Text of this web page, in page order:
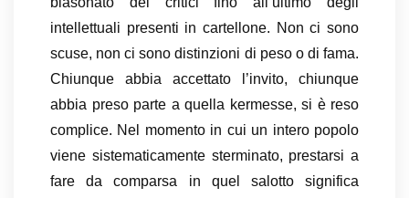
intellettuali presenti in cartellone. Non ci sono
scuse, non ci sono distinzioni di peso o di fama.
Chiunque abbia accettato l’invito, chiunque
abbia preso parte a quella kermesse, si è reso
complice. Nel momento in cui un intero popolo
viene sistematicamente sterminato, prestarsi a
fare da comparsa in quel salotto significa